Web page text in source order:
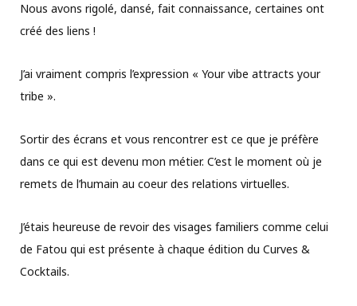
Nous avons rigolé, dansé, fait connaissance, certaines ont
créé des liens !
J’ai vraiment compris l’expression « Your vibe attracts your
tribe ».
Sortir des écrans et vous rencontrer est ce que je préfère
dans ce qui est devenu mon métier. C’est le moment où je
remets de l’humain au coeur des relations virtuelles.
J’étais heureuse de revoir des visages familiers comme celui
de Fatou qui est présente à chaque édition du Curves &
Cocktails.